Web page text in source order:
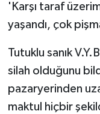
'Karşı taraf
yaşandı, çok
Tutuklu sanık
silah olduğunu
pazaryerinden
maktul hiçbir